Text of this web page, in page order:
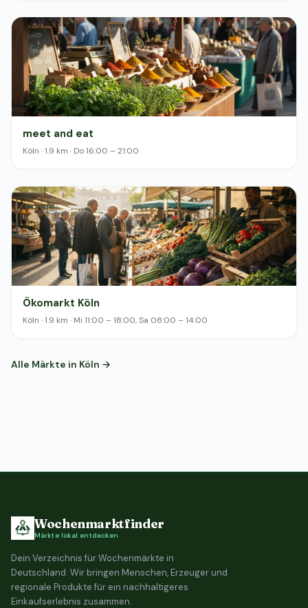
meet and eat
Köln · 1.9 km · Do 16:00 – 21:00
Ökomarkt Köln
Köln · 1.9 km · Mi 11:00 – 18:00, Sa 08:00 – 14:00
Alle Märkte in Köln →
Wochenmarktfinder
Märkte lokal entdecken
Dein Verzeichnis für Wochenmärkte in
Deutschland. Wir bringen Menschen, Erzeuger und
regionale Produkte für ein nachhaltigeres
Einkaufserlebnis zusammen.